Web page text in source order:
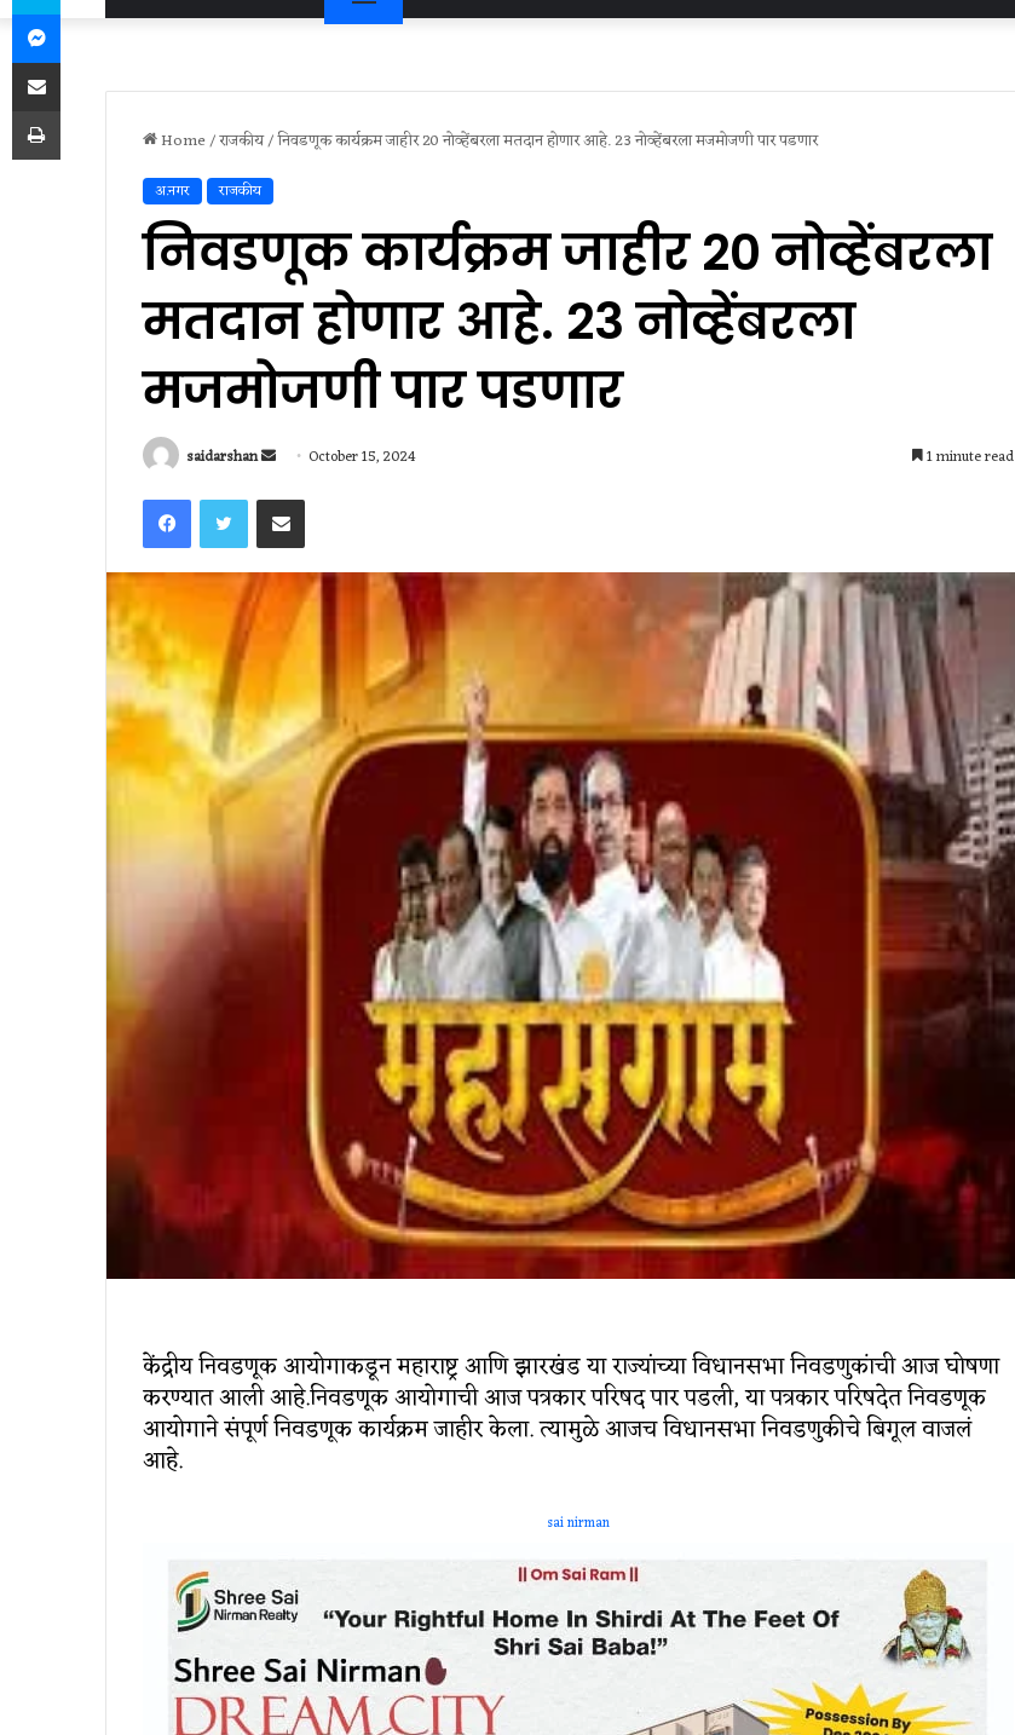
Home/राजकीय/निवडणूक कार्यक्रम जाहीर 20 नोव्हेंबरला मतदान होणार आहे. 23 नोव्हेंबरला मजमोजणी पार पडणार
अ.नगर राजकीय
निवडणूक कार्यक्रम जाहीर 20 नोव्हेंबरला
मतदान होणार आहे. 23 नोव्हेंबरला
मजमोजणी पार पडणार
saidarshan
Send
email
October 15, 2024 1 minute read
FacebookTwitter Share via Email
केंद्रीय निवडणूक आयोगाकडून महाराष्ट्र आणि झारखंड या राज्यांच्या विधानसभा निवडणुकांची आज घोषणा
करण्यात आली आहे.निवडणूक आयोगाची आज पत्रकार परिषद पार पडली, या पत्रकार परिषदेत निवडणूक
आयोगाने संपूर्ण निवडणूक कार्यक्रम जाहीर केला. त्यामुळे आजच विधानसभा निवडणुकीचे बिगूल वाजलं
आहे.
sai nirman
Messenger
Share via Email